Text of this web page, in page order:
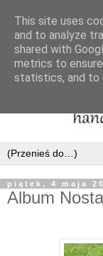
piątek, 4 maja
Album
This site uses
and to analyze
shared with
metrics to
statistics, and to